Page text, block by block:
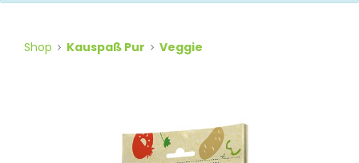
Shop Kauspaß Pur Veggie